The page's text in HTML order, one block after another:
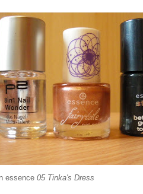
essence 05 Tinka's Dress